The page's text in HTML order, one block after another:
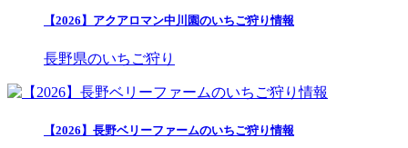
【2026】アクアロマン中川園のいちご狩り情報
長野県のいちご狩り
【2026】長野ベリーファームのいちご狩り情報